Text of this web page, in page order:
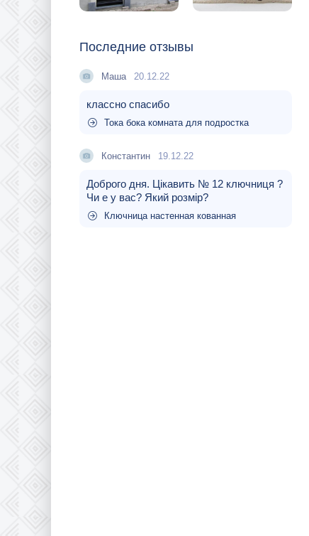
Последние отзывы
Маша 20.12.22
классно спасибо
Тока бока комната для подростка
Константин 19.12.22
Доброго дня. Цікавить № 12 ключниця ?
Чи е у вас? Який розмір?
Ключница настенная кованная